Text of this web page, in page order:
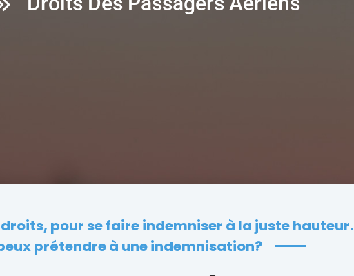
pour se faire indemniser à la juste hauteur.
prétendre à une indemnisation?